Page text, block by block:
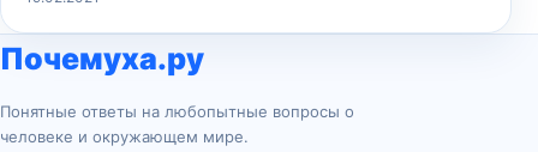
Почемуха.ру
Понятные ответы на любопытные вопросы о
человеке и окружающем мире.